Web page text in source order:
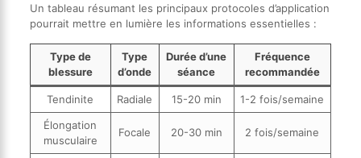
Un tableau résumant les principaux protocoles d’application
pourrait mettre en lumière les informations essentielles :
Type de
blessure
Type
d’onde
Durée d’une
séance
Fréquence
recommandée
Tendinite Radiale 15-20 min
1-2 fois/semaine
Élongation
musculaire
Focale 20-30 min 2 fois/semaine